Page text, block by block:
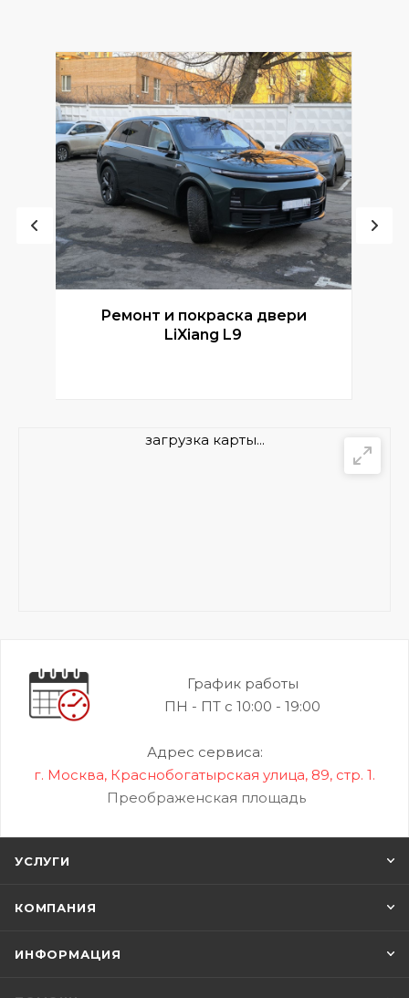
Ремонт и покраска двери
LiXiang L9
загрузка карты...
График работы
ПН - ПТ с 10:00 - 19:00
Адрес сервиса:
г. Москва, Краснобогатырская улица, 89, стр. 1.
Преображенская площадь
УСЛУГИ
КОМПАНИЯ
ИНФОРМАЦИЯ